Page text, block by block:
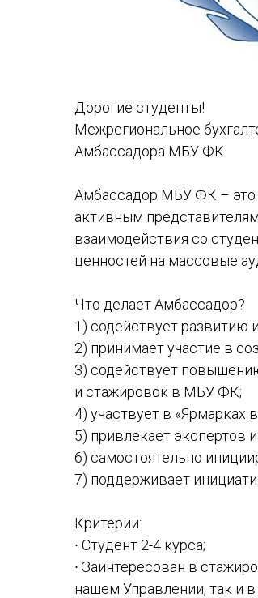
Дорогие студенты!
Межрегиональное
Амбассадора МБУ ФК.
Амбассадор МБУ ФК – это
активным
взаимодействия со
ценностей на массовые
Что делает Амбассадор?
1) содействует
2) принимает участие в
3) содействует
и стажировок в МБУ ФК;
4) участвует в «Ярмарках
5) привлекает
6) самостоятельно
7) поддерживает
Критерии:
∙ Студент 2-4 курса;
∙ Заинтересован в
нашем Управлении, так и